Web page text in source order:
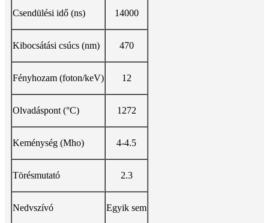
Csendülési idő (ns) 14000
Kibocsátási csúcs (nm) 470
Fényhozam (foton/keV) 12
Olvadáspont (°C) 1272
Keménység (Mho) 4-4.5
Törésmutató 2.3
Nedvszívó Egyik sem